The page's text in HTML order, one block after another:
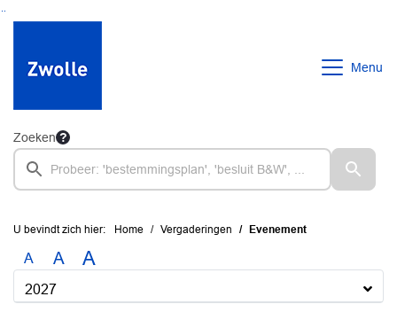
Ga naar de inhoud van deze pagina
Ga naar het zoeken
Ga naar het menu
Menu
Zoeken
U bevindt zich hier: Home Vergaderingen Evenement
A A A
2027